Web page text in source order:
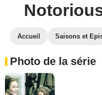
Accueil Saisons et
Photo de la série